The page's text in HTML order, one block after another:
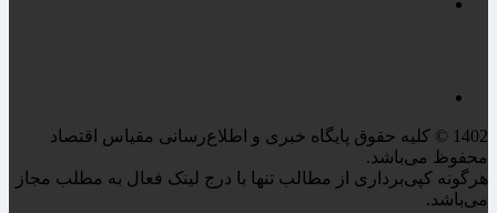
1402 © کلیه حقوق پایگاه خبری و اطلاع‌رسانی مقیاس اقتصاد
محفوظ می‌باشد.
هرگونه کپی‌برداری از مطالب تنها با درج لینک فعال به مطلب مجاز
می‌باشد.